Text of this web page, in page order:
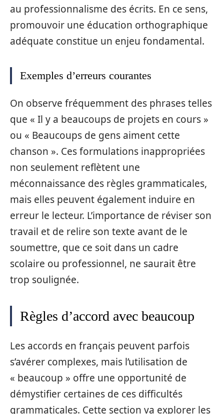
au professionnalisme des écrits. En ce sens,
promouvoir une éducation orthographique
adéquate constitue un enjeu fondamental.
Exemples d’erreurs courantes
On observe fréquemment des phrases telles
que « Il y a beaucoups de projets en cours »
ou « Beaucoups de gens aiment cette
chanson ». Ces formulations inappropriées
non seulement reflètent une
méconnaissance des règles grammaticales,
mais elles peuvent également induire en
erreur le lecteur. L’importance de réviser son
travail et de relire son texte avant de le
soumettre, que ce soit dans un cadre
scolaire ou professionnel, ne saurait être
trop soulignée.
Règles d’accord avec beaucoup
Les accords en français peuvent parfois
s’avérer complexes, mais l’utilisation de
« beaucoup » offre une opportunité de
démystifier certaines de ces difficultés
grammaticales. Cette section va explorer les